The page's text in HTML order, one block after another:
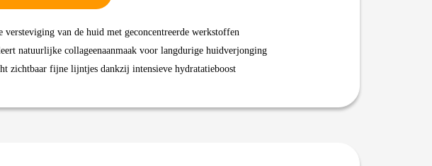
versteviging van de huid met geconcentreerde werkstoffen
natuurlijke collageenaanmaak voor langdurige huidverjonging
zichtbaar fijne lijntjes dankzij intensieve hydratatieboost